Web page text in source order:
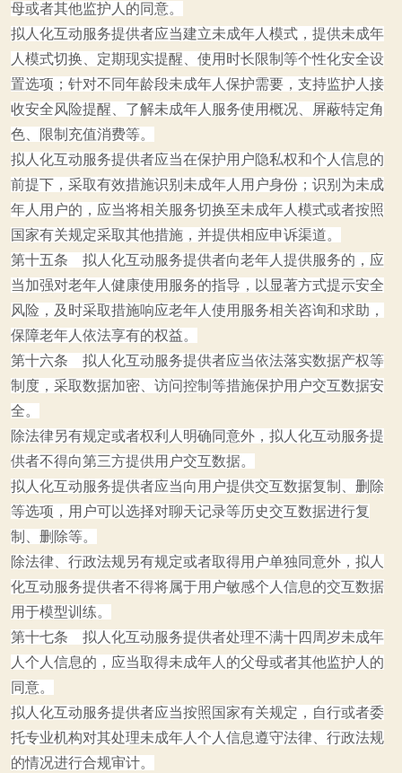
母或者其他监护人的同意。
拟人化互动服务提供者应当建立未成年人模式，提供未成年
人模式切换、定期现实提醒、使用时长限制等个性化安全设
置选项；针对不同年龄段未成年人保护需要，支持监护人接
收安全风险提醒、了解未成年人服务使用概况、屏蔽特定角
色、限制充值消费等。
拟人化互动服务提供者应当在保护用户隐私权和个人信息的
前提下，采取有效措施识别未成年人用户身份；识别为未成
年人用户的，应当将相关服务切换至未成年人模式或者按照
国家有关规定采取其他措施，并提供相应申诉渠道。
第十五条 拟人化互动服务提供者向老年人提供服务的，应
当加强对老年人健康使用服务的指导，以显著方式提示安全
风险，及时采取措施响应老年人使用服务相关咨询和求助，
保障老年人依法享有的权益。
第十六条 拟人化互动服务提供者应当依法落实数据产权等
制度，采取数据加密、访问控制等措施保护用户交互数据安
全。
除法律另有规定或者权利人明确同意外，拟人化互动服务提
供者不得向第三方提供用户交互数据。
拟人化互动服务提供者应当向用户提供交互数据复制、删除
等选项，用户可以选择对聊天记录等历史交互数据进行复
制、删除等。
除法律、行政法规另有规定或者取得用户单独同意外，拟人
化互动服务提供者不得将属于用户敏感个人信息的交互数据
用于模型训练。
第十七条 拟人化互动服务提供者处理不满十四周岁未成年
人个人信息的，应当取得未成年人的父母或者其他监护人的
同意。
拟人化互动服务提供者应当按照国家有关规定，自行或者委
托专业机构对其处理未成年人个人信息遵守法律、行政法规
的情况进行合规审计。